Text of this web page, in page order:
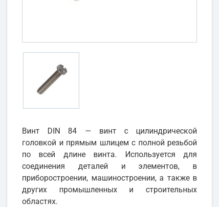
Винт DIN 84 — винт с цилиндрической
головкой и прямым шлицем с полной резьбой
по всей длине винта. Используется для
соединения деталей и элементов, в
приборостроении, машиностроении, а также в
других промышленных и строительных
областях.